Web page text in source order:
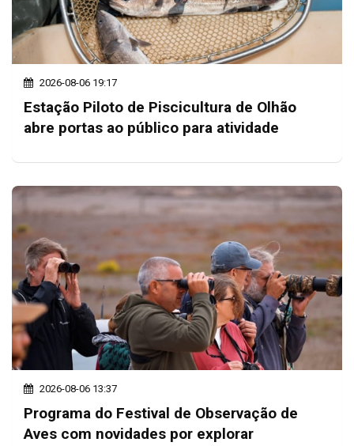
2026-08-06 19:17
Estação Piloto de Piscicultura de Olhão
abre portas ao público para atividade
2026-08-06 13:37
Programa do Festival de Observação de
Aves com novidades por explorar